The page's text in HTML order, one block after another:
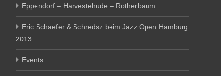
Eppendorf – Harvestehude – Rotherbaum
Eric Schaefer & Schredsz beim Jazz Open Hamburg
2013
Events